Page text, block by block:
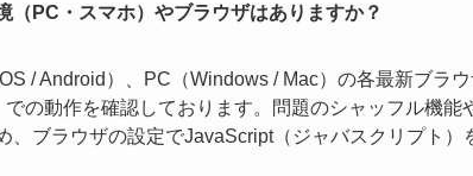
（PC・スマホ）やブラウザはありますか？
/ Android）、PC（Windows / Mac）の各最新ブラ
での動作を確認しております。問題のシャッフル機能
、ブラウザの設定でJavaScript（ジャバスクリプト）